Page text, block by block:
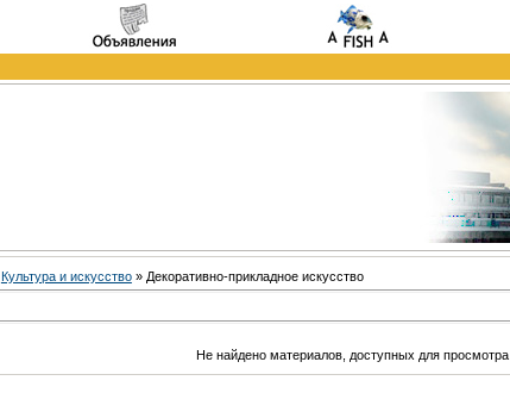
Культура и искусство» Декоративно-прикладное искусство
Не найдено материалов, доступных для просмотра